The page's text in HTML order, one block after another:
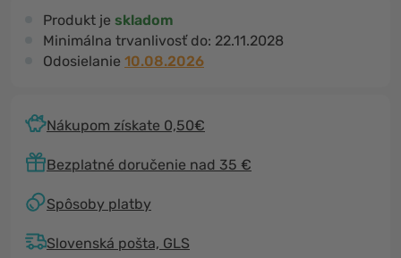
Produkt je skladom
Minimálna trvanlivosť do: 22.11.2028
Odosielanie 10.08.2026
Nákupom získate 0,50€
Bezplatné doručenie nad 35 €
Spôsoby platby
Slovenská pošta, GLS